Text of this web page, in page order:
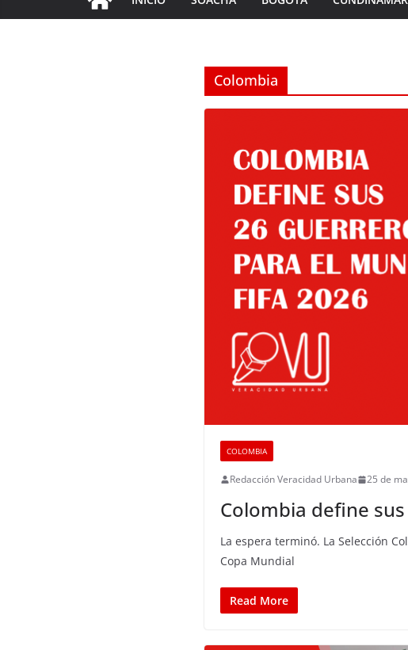
Colombia
COLOMBIA
Redacción Veracidad Urbana 25 de
Colombia define
La espera terminó. La Selección
Copa Mundial
Read More